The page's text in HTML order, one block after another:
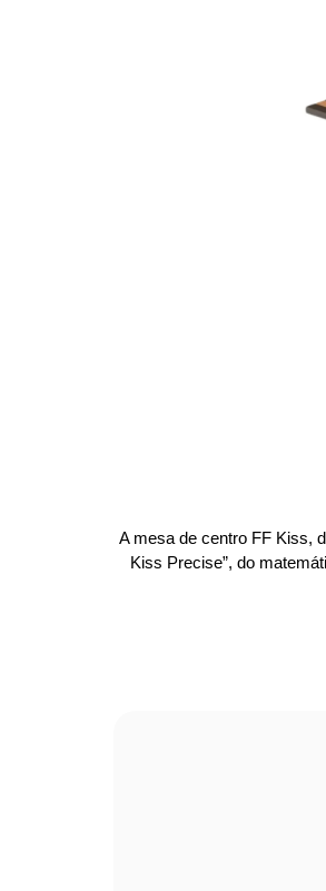
A mesa de centro FF Kiss,
Kiss Precise”, do